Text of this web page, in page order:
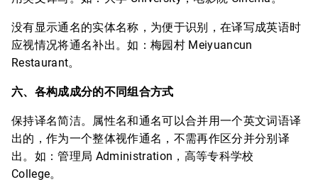
没有显示通名的实体名称，为便于识别，在译写成英语时
应视情况将通名补出。如：梅园村 Meiyuancun
Restaurant。
六、各构成成分的不同组合方式
保持译名简洁。属性名和通名可以合并用一个英文词语译
出的，作为一个整体视作通名，不需再作区分并分别译
出。如：管理局 Administration，高等专科学校
College。